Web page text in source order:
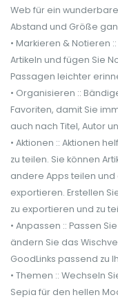
Web für ein
Abstand und Größe
• Markieren & Notieren
Artikeln und fügen Sie
Passagen leichter
• Organisieren ::
Favoriten, damit Sie
auch nach Titel, Autor
• Aktionen :: Aktionen
zu teilen. Sie können
andere Apps teilen und
exportieren. Erstellen
zu exportieren und zu
• Anpassen :: Passen
ändern Sie das
GoodLinks passend zu
• Themen :: Wechseln
Sepia für den hellen